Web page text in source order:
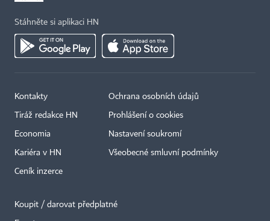
Stáhněte si aplikaci HN
Kontakty
Tiráž redakce HN
Economia
Kariéra v HN
Ceník inzerce
Ochrana osobních údajů
Prohlášení o cookies
Nastavení soukromí
Všeobecné smluvní podmínky
Koupit / darovat předplatné